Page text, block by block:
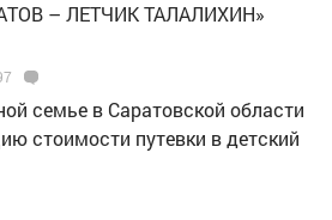
– ЛЕТЧИК ТАЛАЛИХИН»
семье в Саратовской области
стоимости путевки в детский